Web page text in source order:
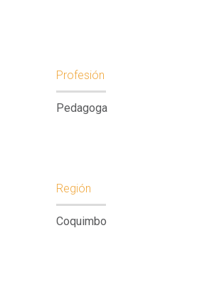
Profesión
Pedagoga
Región
Coquimbo